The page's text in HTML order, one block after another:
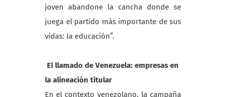
joven abandone la cancha donde se
juega el partido más importante de sus
vidas: la educación”.
El llamado de Venezuela: empresas en
la alineación titular
En el contexto venezolano, la campaña